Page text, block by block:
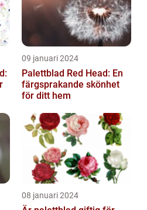
09 januari 2024
Palettblad Red Head: En
färgsprakande skönhet
för ditt hem
08 januari 2024